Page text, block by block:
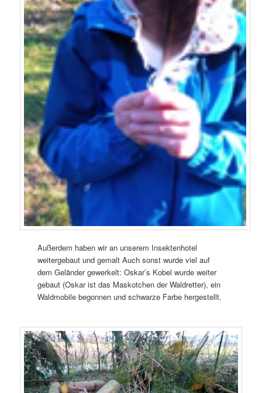
Außerdem haben wir an unserem Insektenhotel
weitergebaut und gemalt Auch sonst wurde viel auf
dem Geländer gewerkelt: Oskar’s Kobel wurde weiter
gebaut (Oskar ist das Maskotchen der Waldretter), ein
Waldmobile begonnen und schwarze Farbe hergestellt.